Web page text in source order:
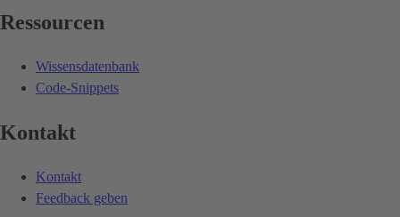
Ressourcen
Wissensdatenbank
Code-Snippets
Kontakt
Kontakt
Feedback geben